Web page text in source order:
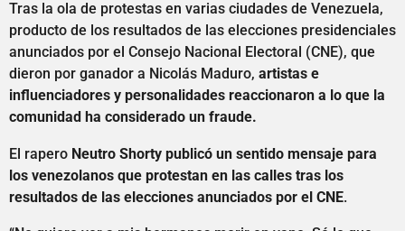
Tras la ola de protestas en varias ciudades de Venezuela,
producto de los resultados de las elecciones presidenciales
anunciados por el Consejo Nacional Electoral (CNE), que
dieron por ganador a Nicolás Maduro, artistas e
influenciadores y personalidades reaccionaron a lo que la
comunidad ha considerado un fraude.
El rapero Neutro Shorty publicó un sentido mensaje para
los venezolanos que protestan en las calles tras los
resultados de las elecciones anunciados por el CNE.